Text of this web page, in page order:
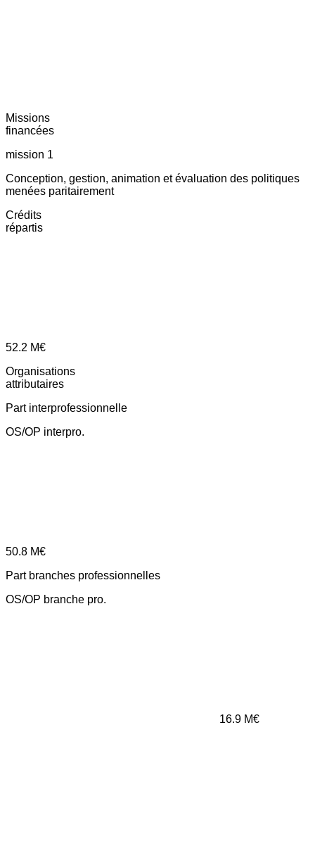
Missions
financées
mission 1
Conception, gestion, animation et évaluation des politiques
menées paritairement
Crédits
répartis
52.2 M€
Organisations
attributaires
Part interprofessionnelle
OS/OP interpro.
50.8 M€
Part branches professionnelles
OS/OP branche pro.
16.9 M€